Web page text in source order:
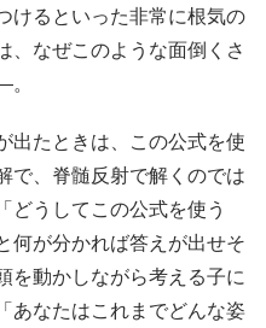
けるといった非常に根気の
、なぜこのような面倒くさ
出たときは、この公式を使
で、脊髄反射で解くのでは
どうしてこの公式を使う
何が分かれば答えが出せそ
を動かしながら考える子に
あなたはこれまでどんな姿